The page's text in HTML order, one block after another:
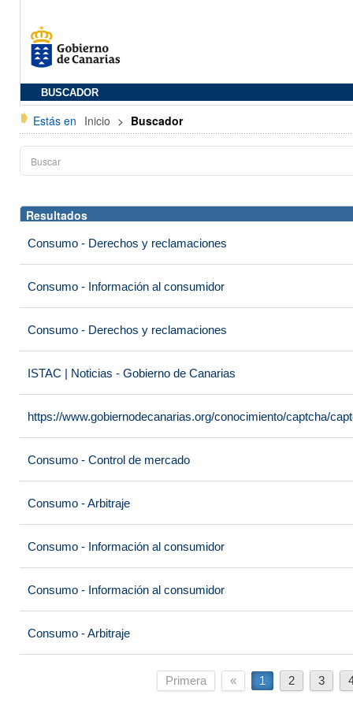
BUSCADOR
Estás en Inicio > Buscador
Resultados
Consumo - Derechos y reclamaciones
Consumo - Información al consumidor
Consumo - Derechos y reclamaciones
ISTAC | Noticias - Gobierno de Canarias
https://www.gobiernodecanarias.org/conocimiento/captcha/
Consumo - Control de mercado
Consumo - Arbitraje
Consumo - Información al consumidor
Consumo - Información al consumidor
Consumo - Arbitraje
Primera « 1 2 3